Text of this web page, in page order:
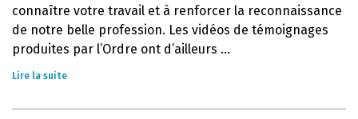
connaître votre travail et à renforcer la reconnaissance
de notre belle profession. Les vidéos de témoignages
produites par l’Ordre ont d’ailleurs ...
Lire la suite